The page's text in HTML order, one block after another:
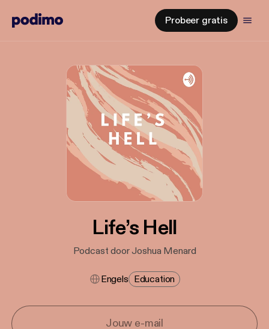
Probeer gratis
Life’s Hell
Podcast door Joshua Menard
Engels Education